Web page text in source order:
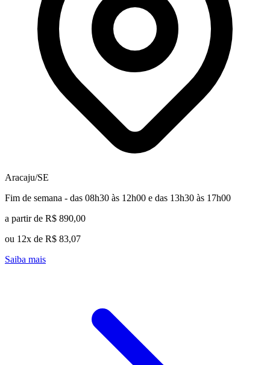
Aracaju/SE
Fim de semana - das 08h30 às 12h00 e das 13h30 às 17h00
a partir de R$ 890,00
ou 12x de R$ 83,07
Saiba mais